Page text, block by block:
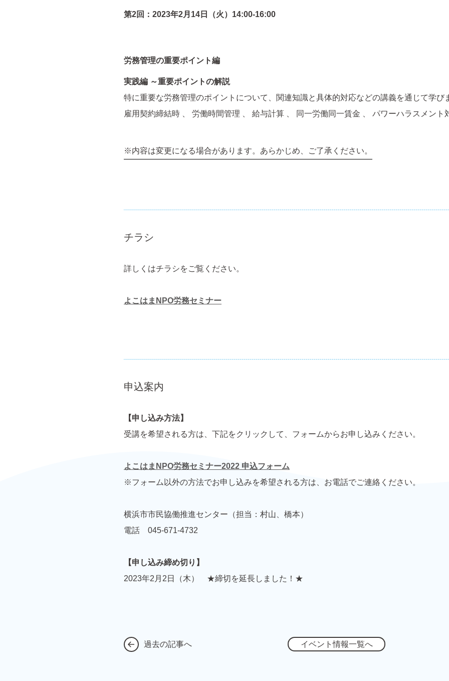
第2回：2023年2月14日（火）14:00-16:00
労務管理の重要ポイント編
実践編 ～重要ポイントの解説
特に重要な労務管理のポイントについて、関連知識と具体的対応などの講義を通じて学び
雇用契約締結時 、 労働時間管理 、 給与計算 、 同一労働同一賃金 、 パワーハラスメント
※内容は変更になる場合があります。あらかじめ、ご了承ください。
チラシ
詳しくはチラシをご覧ください。
よこはまNPO労務セミナー
申込案内
【申し込み方法】
受講を希望される方は、下記をクリックして、フォームからお申し込みください。
よこはまNPO労務セミナー2022 申込フォーム
※フォーム以外の方法でお申し込みを希望される方は、お電話でご連絡ください。
横浜市市民協働推進センター（担当：村山、橋本）
電話 045-671-4732
【申し込み締め切り】
2023年2月2日（木） ★締切を延長しました！★
過去の記事へ イベント情報一覧へ